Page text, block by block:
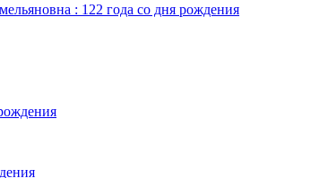
: 122 года со дня рождения